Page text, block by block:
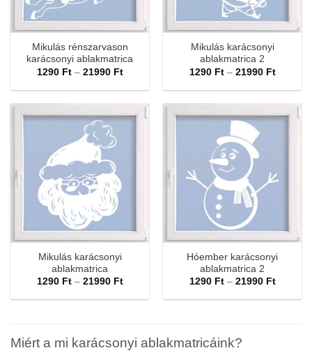
Mikulás rénszarvason
karácsonyi ablakmatrica
1290 Ft – 21990 FtÁrtartomány:
-
Mikulás karácsonyi
ablakmatrica 2
1290 Ft – 21990 Ft
-
Mikulás karácsonyi
ablakmatrica
1290 Ft – 21990 FtÁrtartomány:
-
Hóember karácsonyi
ablakmatrica 2
1290 Ft – 21990 Ft
-
Miért a mi karácsonyi ablakmatricáink?